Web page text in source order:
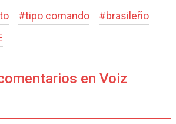
#tipo comando #brasileño
en Voiz